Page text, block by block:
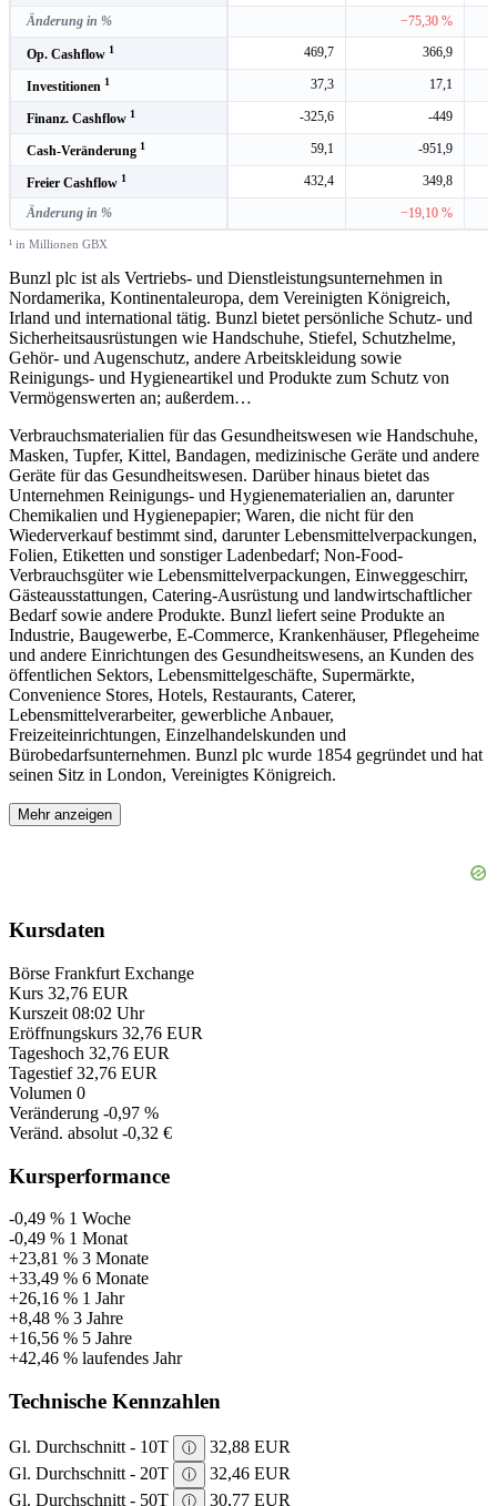
Änderung in % −75,30 %
Op. Cashflow 1 469,7 366,9
Investitionen 1 37,3 17,1
Finanz. Cashflow 1 -325,6 -449
Cash-Veränderung 1 59,1 -951,9
Freier Cashflow 1 432,4 349,8
Änderung in % −19,10 %
¹ in Millionen GBX
Bunzl plc ist als Vertriebs- und Dienstleistungsunternehmen in
Nordamerika, Kontinentaleuropa, dem Vereinigten Königreich,
Irland und international tätig. Bunzl bietet persönliche Schutz- und
Sicherheitsausrüstungen wie Handschuhe, Stiefel, Schutzhelme,
Gehör- und Augenschutz, andere Arbeitskleidung sowie
Reinigungs- und Hygieneartikel und Produkte zum Schutz von
Vermögenswerten an; außerdem…
Verbrauchsmaterialien für das Gesundheitswesen wie Handschuhe,
Masken, Tupfer, Kittel, Bandagen, medizinische Geräte und andere
Geräte für das Gesundheitswesen. Darüber hinaus bietet das
Unternehmen Reinigungs- und Hygienematerialien an, darunter
Chemikalien und Hygienepapier; Waren, die nicht für den
Wiederverkauf bestimmt sind, darunter Lebensmittelverpackungen,
Folien, Etiketten und sonstiger Ladenbedarf; Non-Food-
Verbrauchsgüter wie Lebensmittelverpackungen, Einweggeschirr,
Gästeausstattungen, Catering-Ausrüstung und landwirtschaftlicher
Bedarf sowie andere Produkte. Bunzl liefert seine Produkte an
Industrie, Baugewerbe, E-Commerce, Krankenhäuser, Pflegeheime
und andere Einrichtungen des Gesundheitswesens, an Kunden des
öffentlichen Sektors, Lebensmittelgeschäfte, Supermärkte,
Convenience Stores, Hotels, Restaurants, Caterer,
Lebensmittelverarbeiter, gewerbliche Anbauer,
Freizeiteinrichtungen, Einzelhandelskunden und
Bürobedarfsunternehmen. Bunzl plc wurde 1854 gegründet und hat
seinen Sitz in London, Vereinigtes Königreich.
Mehr anzeigen
Kursdaten
Börse Frankfurt Exchange
Kurs 32,76 EUR
Kurszeit 08:02 Uhr
Eröffnungskurs 32,76 EUR
Tageshoch 32,76 EUR
Tagestief 32,76 EUR
Volumen 0
Veränderung -0,97 %
Veränd. absolut -0,32 €
Kursperformance
-0,49 % 1 Woche
-0,49 % 1 Monat
+23,81 % 3 Monate
+33,49 % 6 Monate
+26,16 % 1 Jahr
+8,48 % 3 Jahre
+16,56 % 5 Jahre
+42,46 % laufendes Jahr
Technische Kennzahlen
Gl. Durchschnitt - 10T ⓘ
32,88 EUR
Gl. Durchschnitt - 20T
ⓘ
32,46 EUR
Gl. Durchschnitt - 50T
ⓘ 30,77 EUR